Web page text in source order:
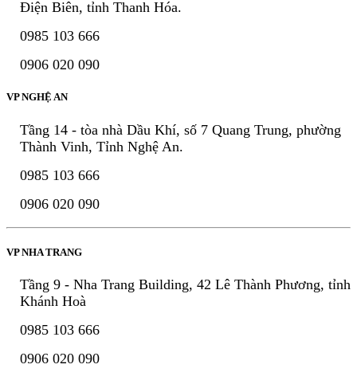
Điện Biên, tỉnh Thanh Hóa.
0985 103 666
0906 020 090
VP NGHỆ AN
Tầng 14 - tòa nhà Dầu Khí, số 7 Quang Trung, phường
Thành Vinh, Tỉnh Nghệ An.
0985 103 666
0906 020 090
VP NHA TRANG
Tầng 9 - Nha Trang Building, 42 Lê Thành Phương, tỉnh
Khánh Hoà
0985 103 666
0906 020 090